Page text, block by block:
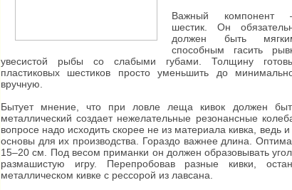
Важный компонент
шестик. Он
должен быть
способным гасить
увесистой рыбы со слабыми губами. Толщину
пластиковых шестиков просто уменьшить до
вручную.
Бытует мнение, что при ловле леща кивок должен
металлический создает нежелательные резонансные
вопросе надо исходить скорее не из материала кивка,
основы для их производства. Гораздо важнее длина.
15–20 см. Под весом приманки он должен образовывать
размашистую игру. Перепробовав разные кивки,
металлическом кивке с рессорой из лавсана.